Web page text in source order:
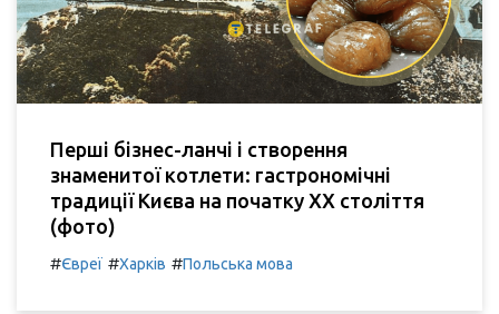
Перші бізнес-ланчі і створення
знаменитої котлети: гастрономічні
традиції Києва на початку XX століття
(фото)
#Євреї #Харків #Польська мова